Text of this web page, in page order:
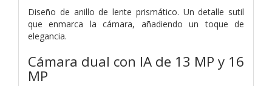
Diseño de anillo de lente prismático. Un detalle sutil
que enmarca la cámara, añadiendo un toque de
elegancia.
Cámara dual con IA de 13 MP y 16
MP